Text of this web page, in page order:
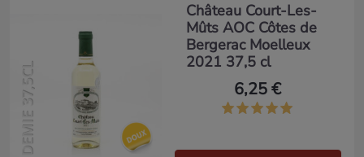
DEMIE 37,5CL
Château Court-Les-
Mûts AOC Côtes de
Bergerac Moelleux
2021 37,5 cl
6,25 €